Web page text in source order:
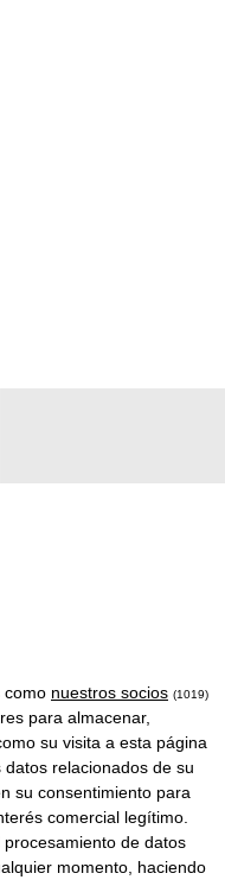
de
como nuestros socios (1019)
para almacenar,
su visita a esta página
relacionados de su
su consentimiento para
comercial legítimo.
de datos
momento, haciendo